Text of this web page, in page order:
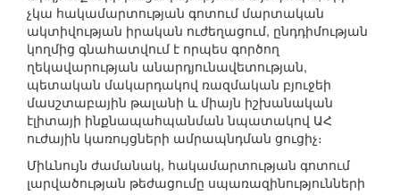
չկա հակամարտության գոտում մարտական
ակտիվության իրական ուժեղացում, ընդդիմության
կողմից գնահատվում է որպես գործող
ղեկավարության անարդյունավետության,
պետական մակարդակով ռազմական բյուջեի
մասշտաբային թալանի և միայն իշխանական
էլիտայի ինքնապահպանման նպատակով ԱՀ
ուժային կառույցների ամրապնդման ցուցիչ։
Միևնույն ժամանակ, հակամարտության գոտում
լարվածության թեժացումը սպառազինությունների